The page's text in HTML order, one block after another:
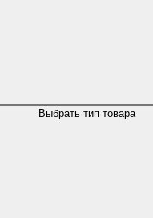
Выбрать тип товара